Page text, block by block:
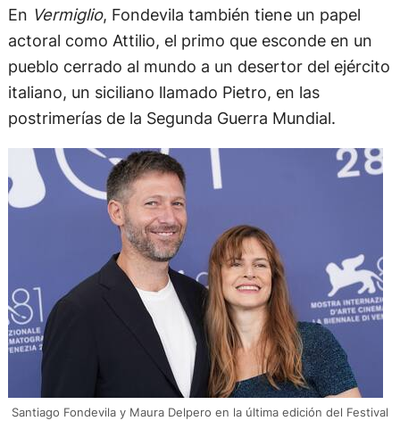
En Vermiglio, Fondevila también tiene un papel
actoral como Attilio, el primo que esconde en un
pueblo cerrado al mundo a un desertor del ejército
italiano, un siciliano llamado Pietro, en las
postrimerías de la Segunda Guerra Mundial.
Santiago Fondevila y Maura Delpero en la última edición del Festival